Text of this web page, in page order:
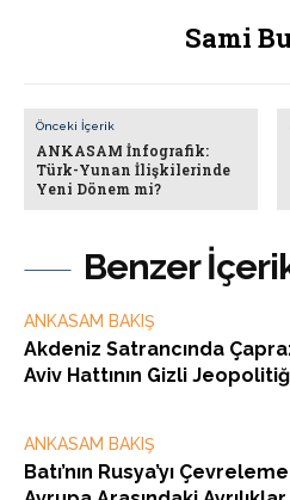
Benzer
ANKASAM BAKIŞ
Akdeniz Satrancında
Aviv Hattının Gizli
ANKASAM BAKIŞ
Batı’nın Rusya’yı
Sami
Önceki İçerik
ANKASAM İnfografik:
Türk-Yunan İlişkilerinde
Yeni Dönem mi?